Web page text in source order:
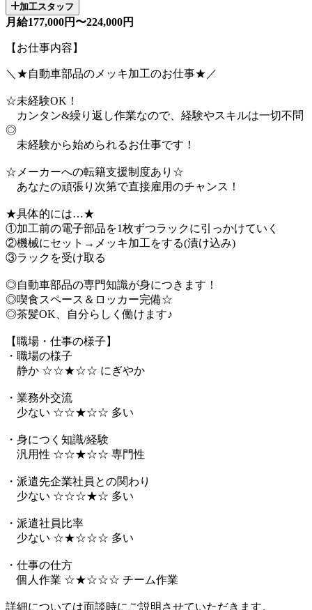
加工スタッフ
月給177,000円〜224,000円
【お仕事内容】
＼★自動車部品のメッキ加工のお仕事★／
☆未経験OK！
カンタン&繰り返し作業なので、経験やスキルは一切不問
◎
未経験から始められるお仕事です！
☆メーカーへの転籍支援制度あり☆
あなたの頑張り次第で直接雇用のチャンス！
★具体的には…★
①加工前の電子部品を1枚ずつラックに引っかけていく
②機械にセット→メッキ加工をする(漬け込み)
③ラックを受け取る
◎自動車部品の専門知識が身につきます！
◎喫食スペース＆ロッカー完備☆
◎茶髪OK、自分らしく働けます♪
【職場・仕事の様子】
・職場の様子
静か ☆☆★☆☆ にぎやか
・業務外交流
少ない ☆☆★☆☆ 多い
・身につく知識/経験
汎用性 ☆☆★☆☆ 専門性
・派遣先企業社員との関わり
少ない ☆☆☆★☆ 多い
・派遣社員比率
少ない ☆★☆☆☆ 多い
・仕事の仕方
個人作業 ☆★☆☆☆ チーム作業
詳細については面談時にご説明させていただきます。